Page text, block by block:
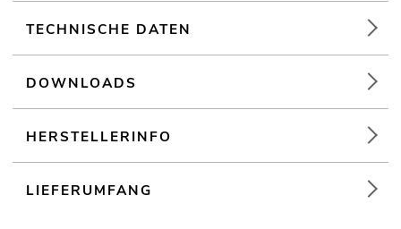
TECHNISCHE DATEN
DOWNLOADS
HERSTELLERINFO
LIEFERUMFANG